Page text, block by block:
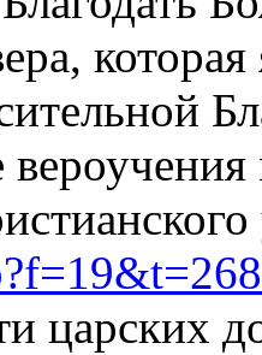
царских